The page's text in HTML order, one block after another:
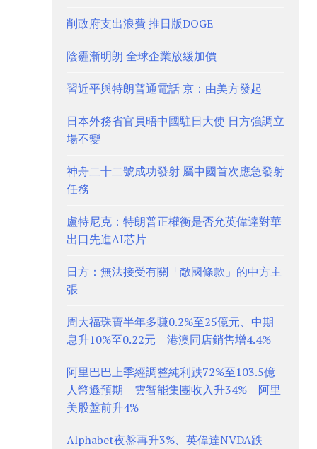
削政府支出浪費 推日版DOGE
陰霾漸明朗 全球企業放緩加價
習近平與特朗普通電話 京：由美方發起
日本外務省官員晤中國駐日大使 日方強調立
場不變
神舟二十二號成功發射 屬中國首次應急發射
任務
盧特尼克：特朗普正權衡是否允英偉達對華
出口先進AI芯片
日方：無法接受有關「敵國條款」的中方主
張
周大福珠寶半年多賺0.2%至25億元、中期
息升10%至0.22元 港澳同店銷售增4.4%
阿里巴巴上季經調整純利跌72%至103.5億
人幣遜預期 雲智能集團收入升34% 阿里
美股盤前升4%
Alphabet夜盤再升3%、英偉達NVDA跌